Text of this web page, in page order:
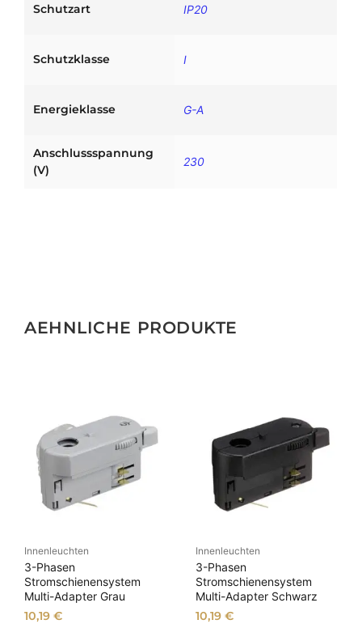
Schutzart IP20
Schutzklasse I
Energieklasse G-A
Anschlussspannung
(V)
230
AEHNLICHE PRODUKTE
Innenleuchten
3-Phasen
Stromschienensystem
Multi-Adapter Grau
10,19€
Innenleuchten
3-Phasen
Stromschienensystem
Multi-Adapter Schwarz
10,19 €